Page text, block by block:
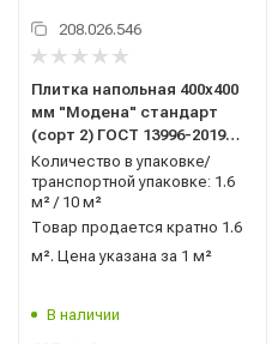
208.026.546
Плитка напольная 400x400
мм "Модена" стандарт
(сорт 2) ГОСТ 13996-2019
AXIMA (Россия)
Количество в упаковке/
транспортной упаковке: 1.6
м² / 10 м²
Товар продается кратно 1.6
м². Цена указана за 1 м²
В наличии